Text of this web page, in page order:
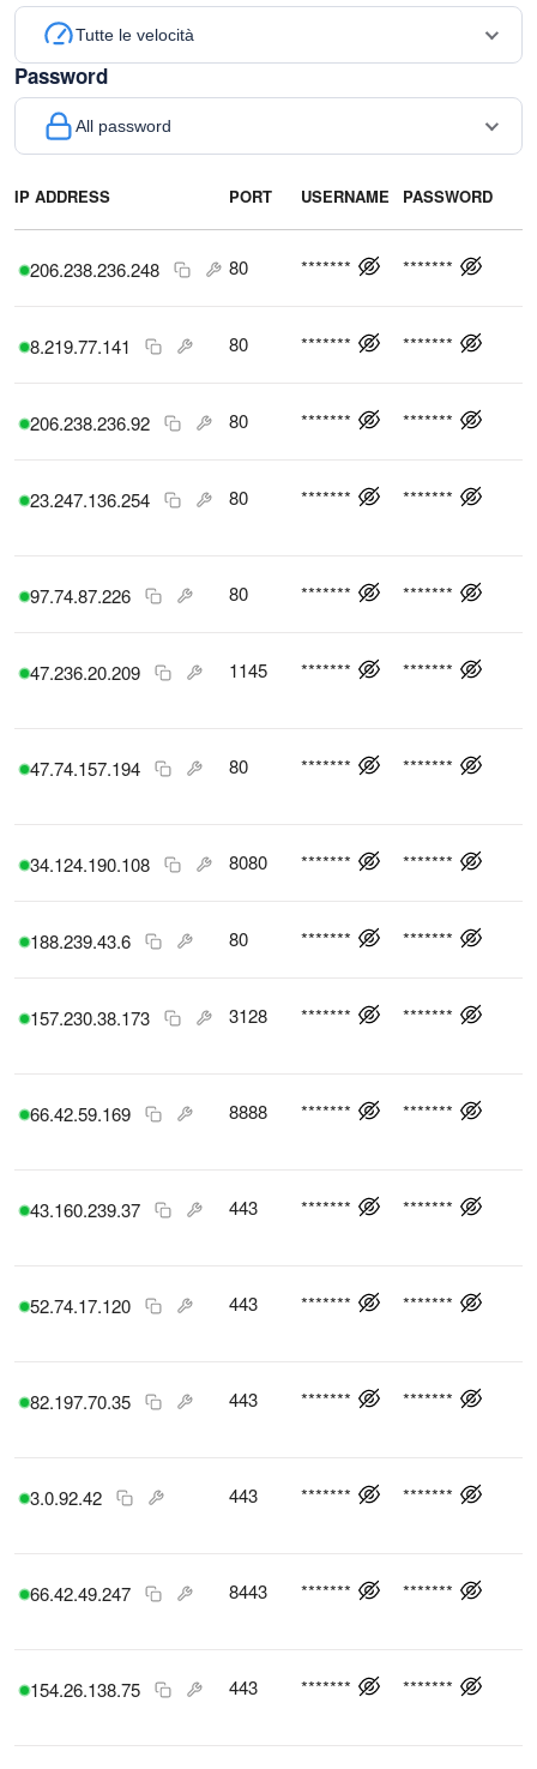
Tutte le velocità
Password
All password
IP ADDRESS PORT USERNAME PASSWORD
206.238.236.248 80 ******* *******
8.219.77.141 80 ******* *******
206.238.236.92 80 ******* *******
23.247.136.254 80 ******* *******
97.74.87.226 80 ******* *******
47.236.20.209 1145 ******* *******
47.74.157.194 80 ******* *******
34.124.190.108 8080 ******* *******
188.239.43.6 80 ******* *******
157.230.38.173 3128 ******* *******
66.42.59.169 8888 ******* *******
43.160.239.37 443 ******* *******
52.74.17.120 443 ******* *******
82.197.70.35 443 ******* *******
3.0.92.42 443 ******* *******
66.42.49.247 8443 ******* *******
154.26.138.75 443 ******* *******